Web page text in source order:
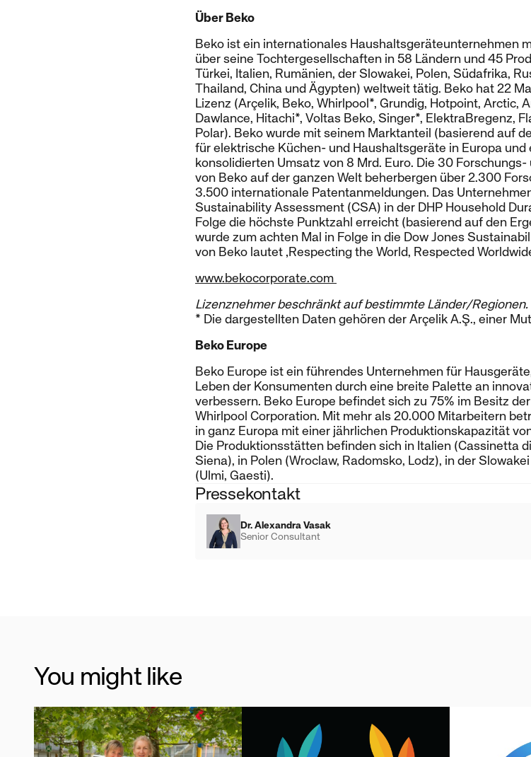
Über Beko
Beko ist ein internationales Haushaltsgeräteunternehmen
über seine Tochtergesellschaften in 58 Ländern und 45
Türkei, Italien, Rumänien, der Slowakei, Polen, Südafrika,
Thailand, China und Ägypten) weltweit tätig. Beko hat 22
Lizenz (Arçelik, Beko, Whirlpool*, Grundig, Hotpoint, Arctic,
Dawlance, Hitachi*, Voltas Beko, Singer*, ElektraBregenz,
Polar). Beko wurde mit seinem Marktanteil (basierend auf
für elektrische Küchen- und Haushaltsgeräte in Europa
konsolidierten Umsatz von 8 Mrd. Euro. Die 30
von Beko auf der ganzen Welt beherbergen über 2.300
3.500 internationale Patentanmeldungen. Das
Sustainability Assessment (CSA) in der DHP Household
Folge die höchste Punktzahl erreicht (basierend auf den
wurde zum achten Mal in Folge in die Dow Jones
von Beko lautet ‚Respecting the World, Respected
www.bekocorporate.com
Lizenznehmer beschränkt auf bestimmte Länder/Regionen.
* Die dargestellten Daten gehören der Arçelik A.Ş., einer
Beko Europe
Beko Europe ist ein führendes Unternehmen für
Leben der Konsumenten durch eine breite Palette an
verbessern. Beko Europe befindet sich zu 75% im Besitz
Whirlpool Corporation. Mit mehr als 20.000 Mitarbeitern
in ganz Europa mit einer jährlichen Produktionskapazität
Die Produktionsstätten befinden sich in Italien (Cassinetta
Siena), in Polen (Wroclaw, Radomsko, Lodz), in der
(Ulmi, Gaesti).
Pressekontakt
Dr. Alexandra Vasak
Senior Consultant
You might like